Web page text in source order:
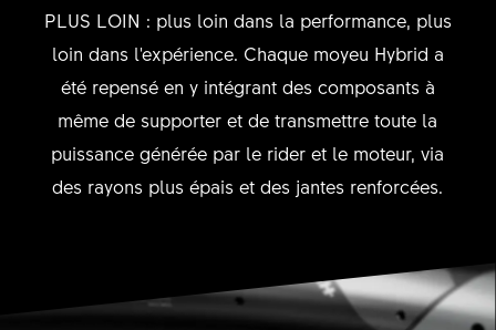
PLUS LOIN : plus loin dans la performance, plus
loin dans l'expérience. Chaque moyeu Hybrid a
été repensé en y intégrant des composants à
même de supporter et de transmettre toute la
puissance générée par le rider et le moteur, via
des rayons plus épais et des jantes renforcées.